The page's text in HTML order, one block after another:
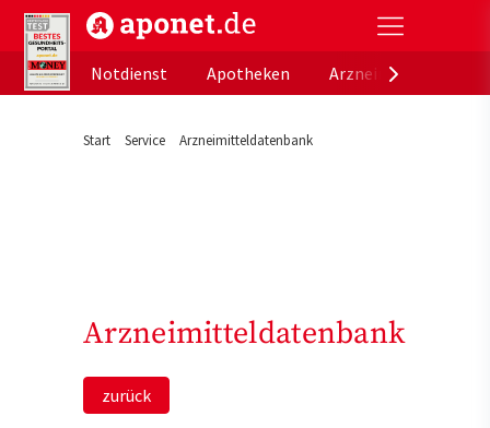
aponet.de - Das offizielle Gesundheitsportal der
Notdienst
Apotheken
Start Service Arzneimitteldatenbank
Arzneimitteldatenbank
zurück